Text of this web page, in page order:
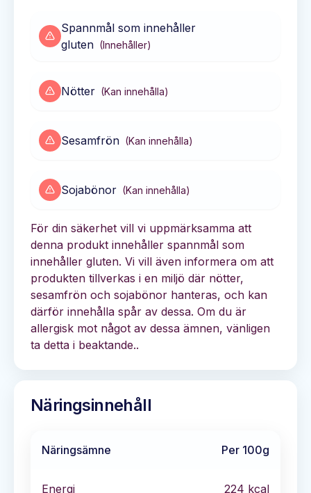
Spannmål som innehåller
gluten (Innehåller)
Nötter (Kan innehålla)
Sesamfrön (Kan innehålla)
Sojabönor (Kan innehålla)
För din säkerhet vill vi uppmärksamma att
denna produkt innehåller spannmål som
innehåller gluten. Vi vill även informera om att
produkten tillverkas i en miljö där nötter,
sesamfrön och sojabönor hanteras, och kan
därför innehålla spår av dessa. Om du är
allergisk mot något av dessa ämnen, vänligen
ta detta i beaktande..
Näringsinnehåll
Näringsämne Per 100g
Energi 224 kcal